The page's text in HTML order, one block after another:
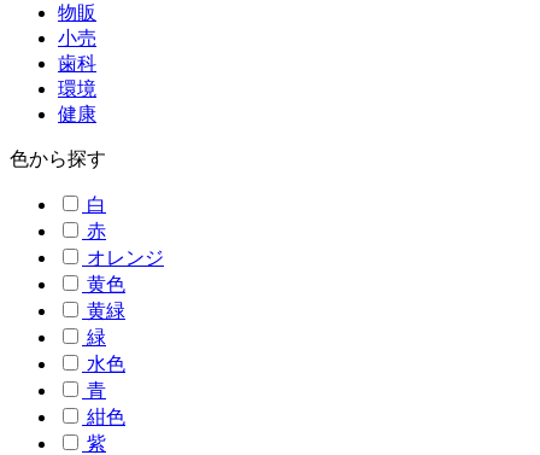
物販
小売
歯科
環境
健康
色から探す
白
赤
オレンジ
黄色
黄緑
緑
水色
青
紺色
紫